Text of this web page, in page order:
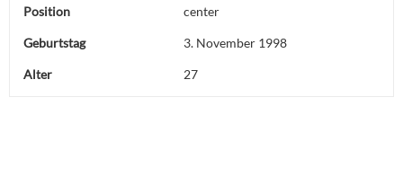
Position center
Geburtstag 3. November 1998
Alter 27